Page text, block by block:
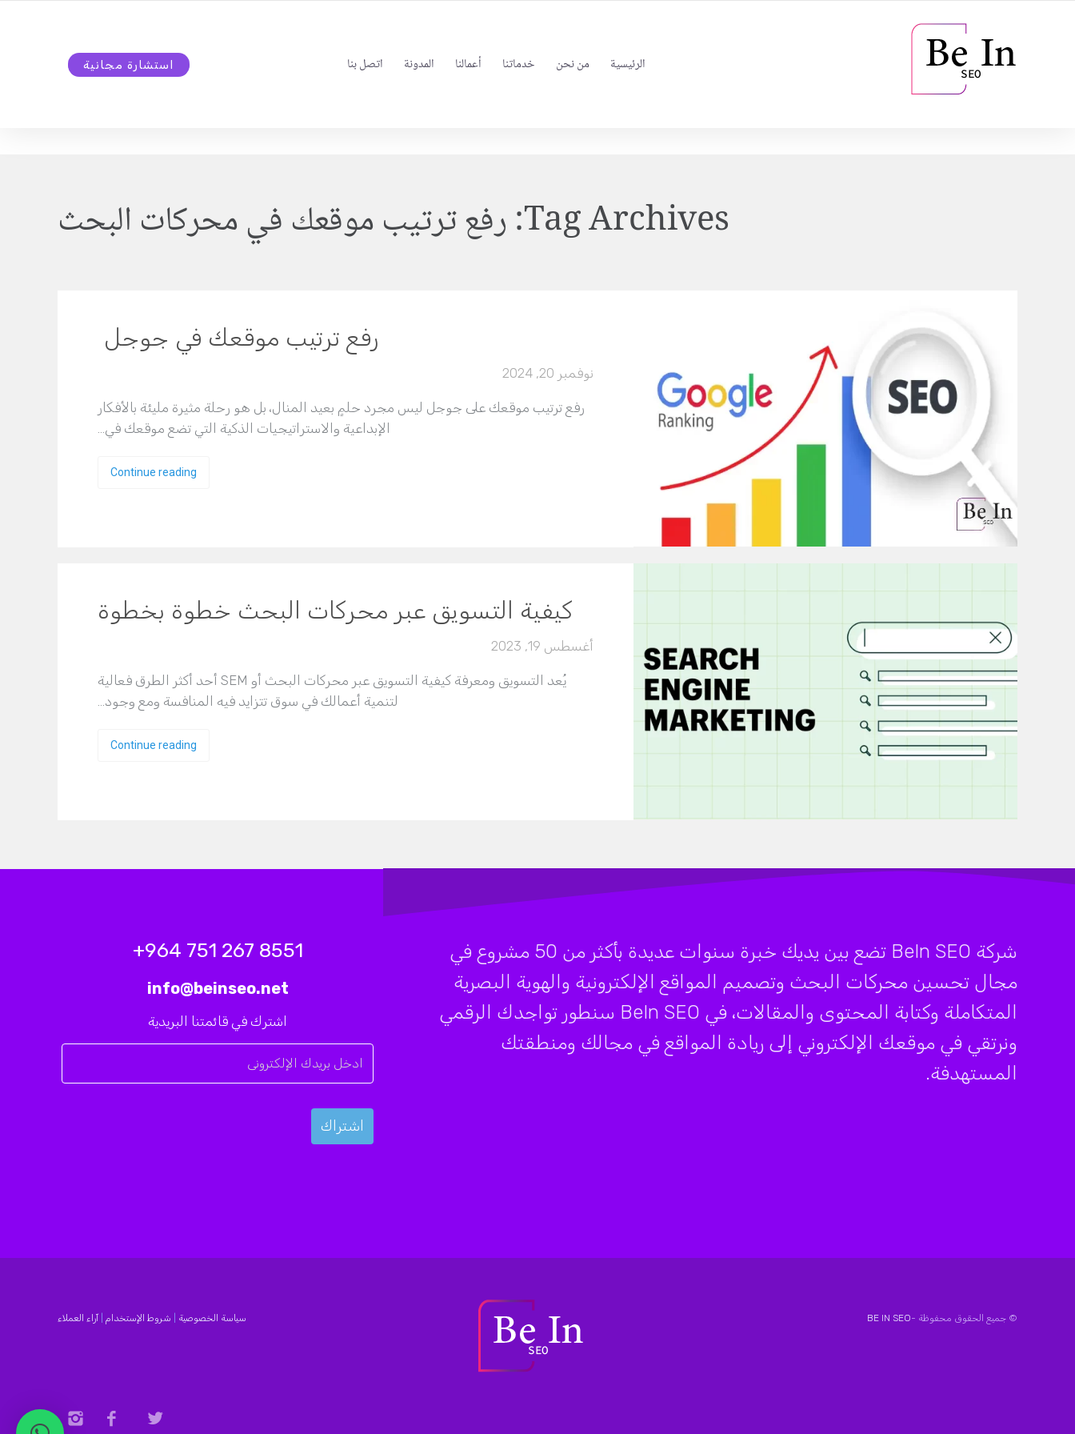
الرئيسية من نحن خدماتنا أعمالنا المدونة اتصل بنا استشارة مجانية
Tag Archives: رفع ترتيب موقعك في محركات البحث
رفع ترتيب موقعك في جوجل
نوفمبر 20, 2024
رفع ترتيب موقعك على جوجل ليس مجرد حلمٍ بعيد المنال، بل هو رحلة مثيرة مليئة بالأفكار
الإبداعية والاستراتيجيات الذكية التي تضع موقعك في…
Continue reading
كيفية التسويق عبر محركات البحث خطوة بخطوة
أغسطس 19, 2023
يُعد التسويق ومعرفة كيفية التسويق عبر محركات البحث أو SEM أحد أكثر الطرق فعالية
لتنمية أعمالك في سوق تتزايد فيه المنافسة ومع وجود…
Continue reading
شركة BeIn SEO تضع بين يديك خبرة سنوات عديدة بأكثر من 50 مشروع في
مجال تحسين محركات البحث وتصميم المواقع الإلكترونية والهوية البصرية
المتكاملة وكتابة المحتوى والمقالات، في BeIn SEO سنطور تواجدك الرقمي
ونرتقي في موقعك الإلكتروني إلى ريادة المواقع في مجالك ومنطقتك
المستهدفة.
8551 267 751 964+
info@beinseo.net
اشترك في قائمتنا البريدية
© جميع الحقوق محفوظة -BE IN SEO سياسة الخصوصية شروط الإستخدام| آراء العملاء